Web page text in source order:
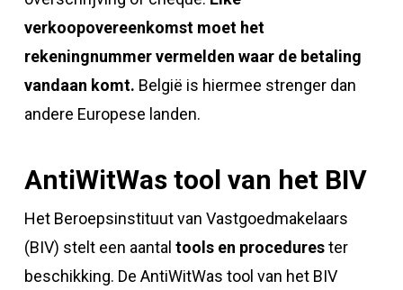
verkoopovereenkomst moet het
rekeningnummer vermelden waar de betaling
vandaan komt. België is hiermee strenger dan
andere Europese landen.
AntiWitWas tool van het BIV
Het Beroepsinstituut van Vastgoedmakelaars
(BIV) stelt een aantal tools en procedurester
beschikking. De AntiWitWas tool van het BIV